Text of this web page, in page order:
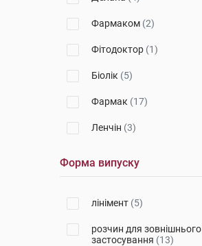
Seni(1)
Manorm(2)
Керакап (1)
Nailner(2)
B.Braun (1)
Biotrade(1)
Фармаком (2)
Фітодоктор (1)
Біолік (5)
Фармак (17)
Ленчін (3)
Лізофарм Медікал(2)
Бланідас(13)
Красота та Здоров'я(2)
Форма випуску
лінімент (5)
розчин для зовнішнього
застосування (13)